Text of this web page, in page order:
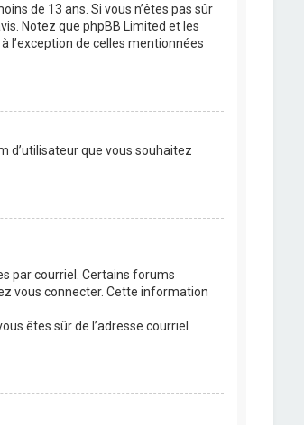
de 13 ans. Si vous n’êtes pas sûr
Notez que phpBB Limited et les
l’exception de celles mentionnées
d’utilisateur que vous souhaitez
par courriel. Certains forums
vous connecter. Cette information
êtes sûr de l’adresse courriel